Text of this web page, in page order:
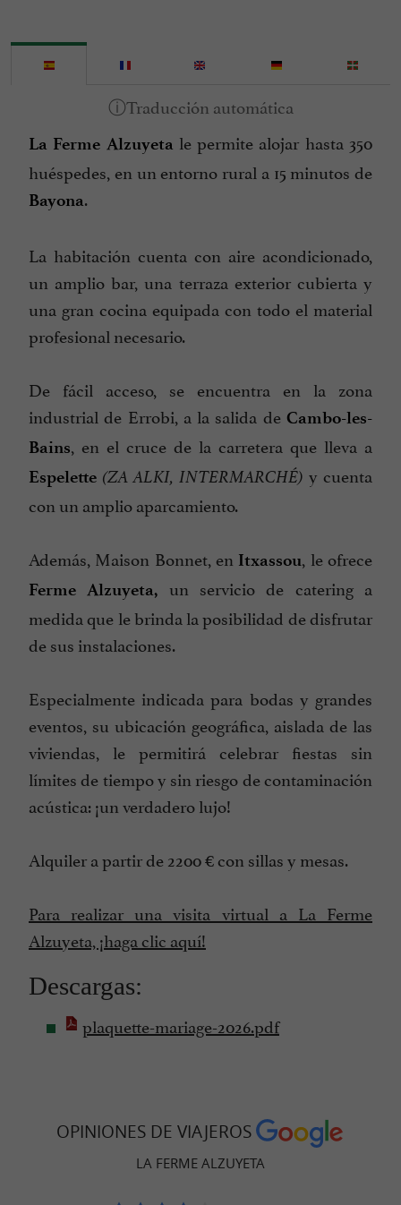
La Ferme Alzuyeta le permite alojar hasta 350
huéspedes, en un entorno rural a 15 minutos de
Bayona.
La habitación cuenta con aire acondicionado,
un amplio bar, una terraza exterior cubierta y
una gran cocina equipada con todo el material
profesional necesario.
De fácil acceso, se encuentra en la zona
industrial de Errobi, a la salida de Cambo-les-
Bains, en el cruce de la carretera que lleva a
Espelette (ZA ALKI, INTERMARCHÉ) y cuenta
con un amplio aparcamiento.
Además, Maison Bonnet, en Itxassou, le ofrece
Ferme Alzuyeta,
un servicio de catering a
medida que le brinda la posibilidad de disfrutar
de sus instalaciones.
Especialmente indicada para bodas y grandes
eventos, su ubicación geográfica, aislada de las
viviendas, le permitirá celebrar fiestas sin
límites de tiempo y sin riesgo de contaminación
acústica: ¡un verdadero lujo!
Alquiler a partir de 2200 € con sillas y mesas.
Para realizar una visita virtual a La Ferme
Alzuyeta, ¡haga clic aquí!
Descargas:
plaquette-mariage-2026.pdf
OPINIONES DE VIAJEROS
LA FERME ALZUYETA